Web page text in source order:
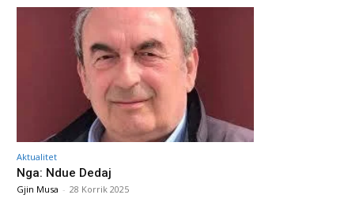
Aktualitet
Nga: Ndue Dedaj
Gjin Musa - 28 Korrik 2025